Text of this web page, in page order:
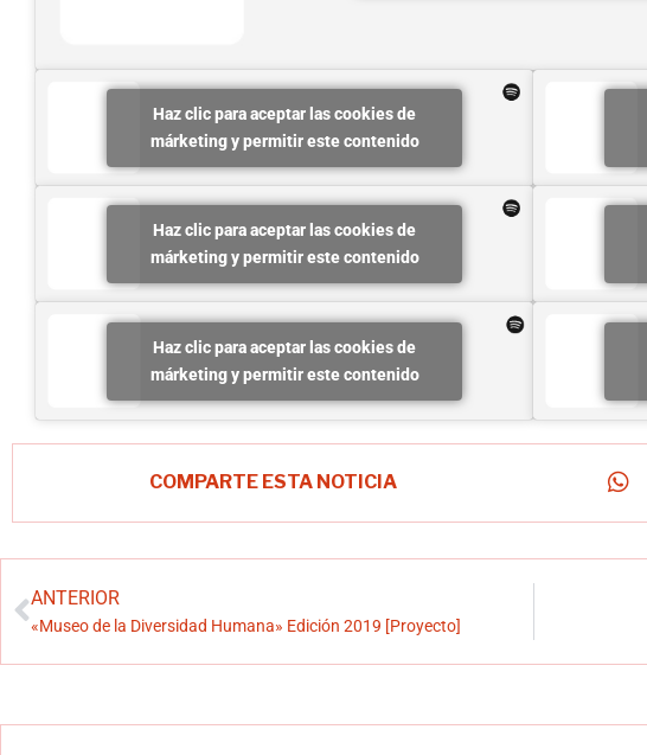
Haz clic para aceptar las cookies de
márketing y permitir este contenido
Haz clic para aceptar las cookies de
márketing y permitir este contenido
Haz clic para aceptar las cookies de
márketing y permitir este contenido
COMPARTE ESTA NOTICIA
ANTERIOR
«Museo de la Diversidad Humana» Edición 2019 [Proyecto]